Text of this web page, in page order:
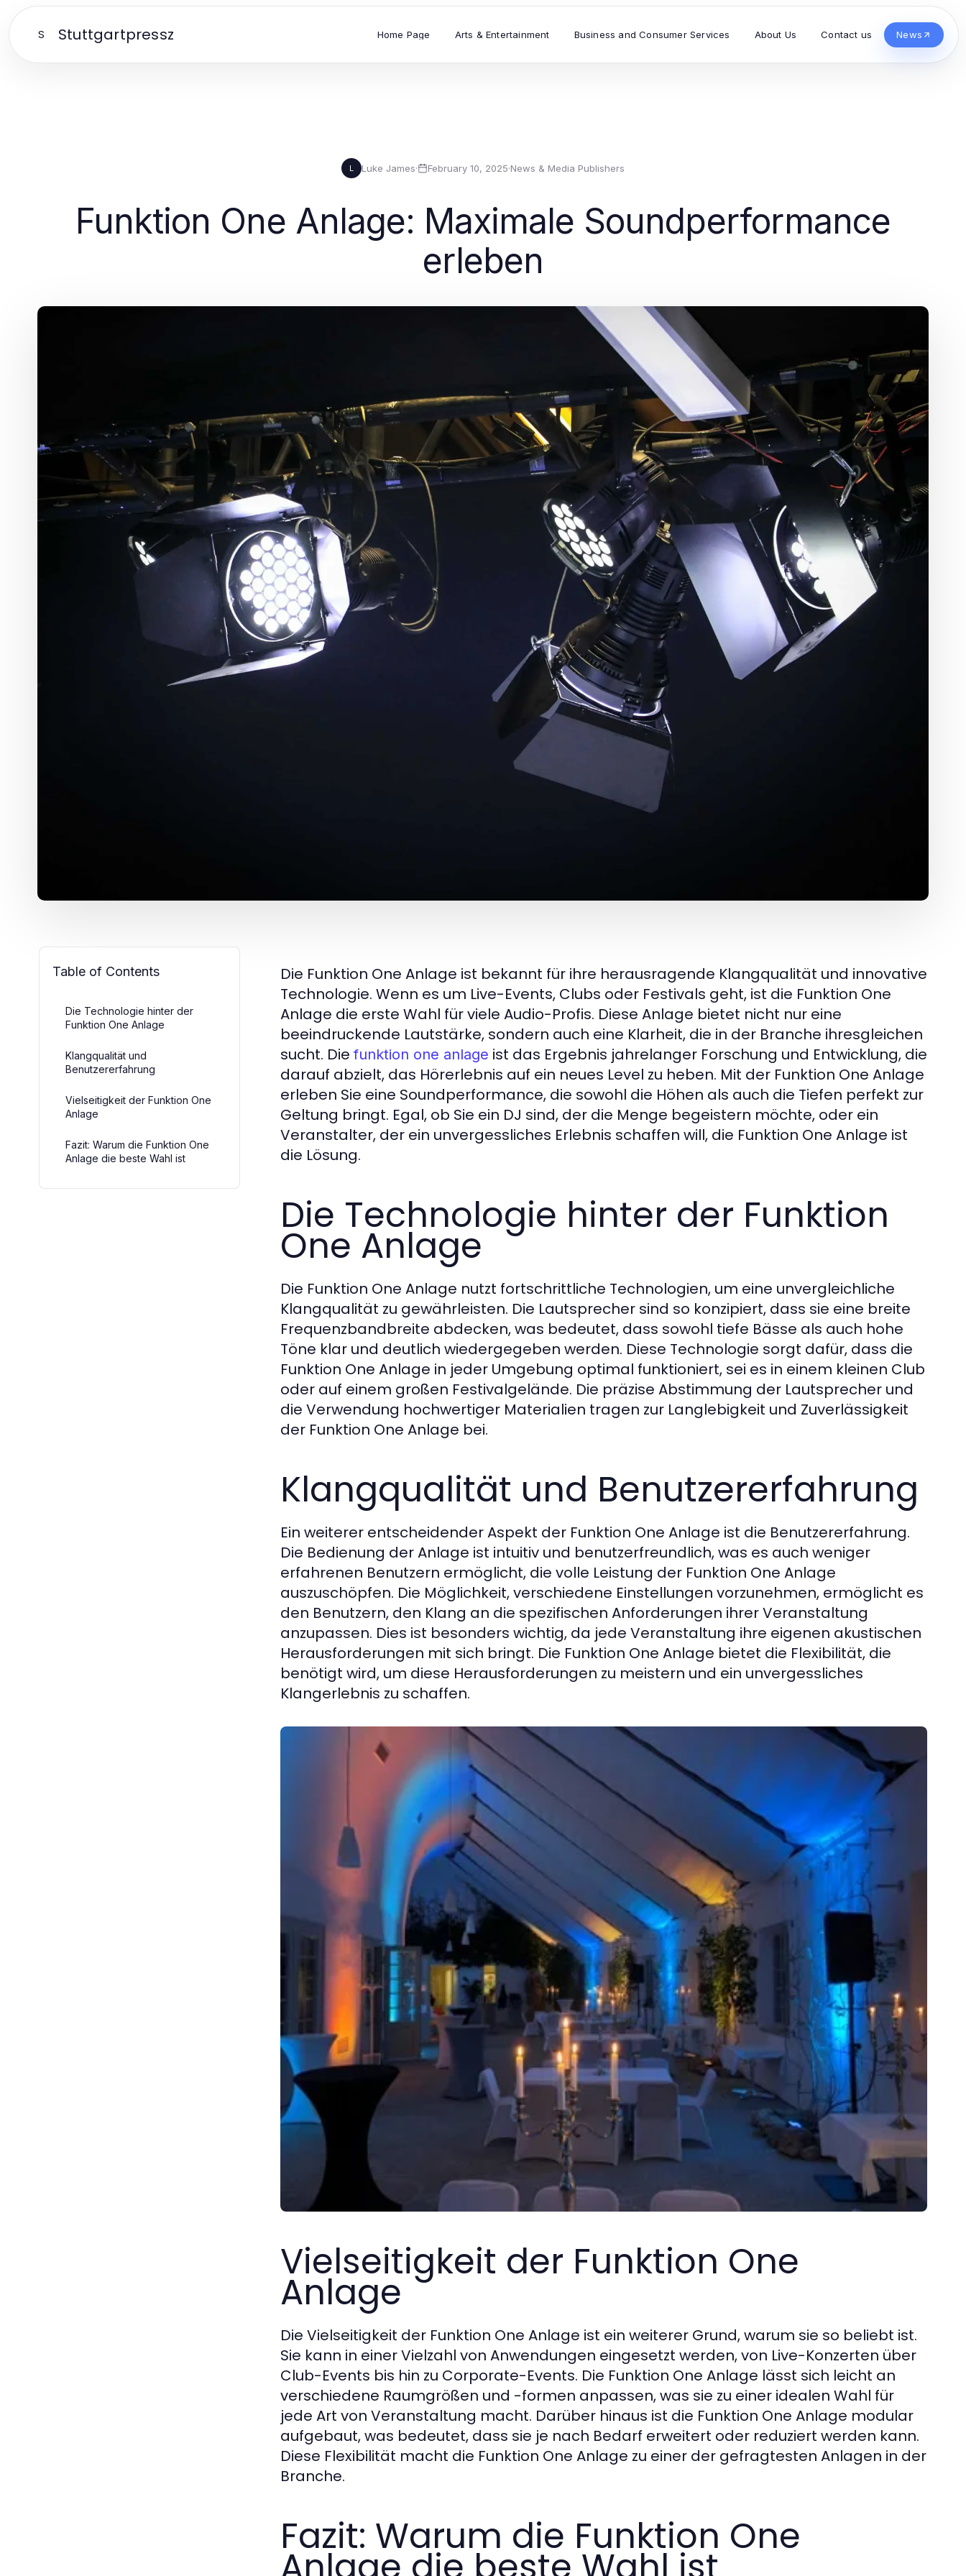
S Stuttgartpressz Home Page Arts & Entertainment Business and Consumer Services About Us Contact us News
L Luke James· February 10, 2025·News & Media Publishers
Funktion One Anlage: Maximale Soundperformance
erleben
Table of Contents
Die Technologie hinter der
Funktion One Anlage
Klangqualität und
Benutzererfahrung
Vielseitigkeit der Funktion One
Anlage
Fazit: Warum die Funktion One
Anlage die beste Wahl ist
Die Funktion One Anlage ist bekannt für ihre herausragende Klangqualität und innovative
Technologie. Wenn es um Live-Events, Clubs oder Festivals geht, ist die Funktion One
Anlage die erste Wahl für viele Audio-Profis. Diese Anlage bietet nicht nur eine
beeindruckende Lautstärke, sondern auch eine Klarheit, die in der Branche ihresgleichen
sucht. Diefunktion one anlage ist das Ergebnis jahrelanger Forschung und Entwicklung, die
darauf abzielt, das Hörerlebnis auf ein neues Level zu heben. Mit der Funktion One Anlage
erleben Sie eine Soundperformance, die sowohl die Höhen als auch die Tiefen perfekt zur
Geltung bringt. Egal, ob Sie ein DJ sind, der die Menge begeistern möchte, oder ein
Veranstalter, der ein unvergessliches Erlebnis schaffen will, die Funktion One Anlage ist
die Lösung.
Die Technologie hinter der Funktion
One Anlage
Die Funktion One Anlage nutzt fortschrittliche Technologien, um eine unvergleichliche
Klangqualität zu gewährleisten. Die Lautsprecher sind so konzipiert, dass sie eine breite
Frequenzbandbreite abdecken, was bedeutet, dass sowohl tiefe Bässe als auch hohe
Töne klar und deutlich wiedergegeben werden. Diese Technologie sorgt dafür, dass die
Funktion One Anlage in jeder Umgebung optimal funktioniert, sei es in einem kleinen Club
oder auf einem großen Festivalgelände. Die präzise Abstimmung der Lautsprecher und
die Verwendung hochwertiger Materialien tragen zur Langlebigkeit und Zuverlässigkeit
der Funktion One Anlage bei.
Klangqualität und Benutzererfahrung
Ein weiterer entscheidender Aspekt der Funktion One Anlage ist die Benutzererfahrung.
Die Bedienung der Anlage ist intuitiv und benutzerfreundlich, was es auch weniger
erfahrenen Benutzern ermöglicht, die volle Leistung der Funktion One Anlage
auszuschöpfen. Die Möglichkeit, verschiedene Einstellungen vorzunehmen, ermöglicht es
den Benutzern, den Klang an die spezifischen Anforderungen ihrer Veranstaltung
anzupassen. Dies ist besonders wichtig, da jede Veranstaltung ihre eigenen akustischen
Herausforderungen mit sich bringt. Die Funktion One Anlage bietet die Flexibilität, die
benötigt wird, um diese Herausforderungen zu meistern und ein unvergessliches
Klangerlebnis zu schaffen.
Vielseitigkeit der Funktion One
Anlage
Die Vielseitigkeit der Funktion One Anlage ist ein weiterer Grund, warum sie so beliebt ist.
Sie kann in einer Vielzahl von Anwendungen eingesetzt werden, von Live-Konzerten über
Club-Events bis hin zu Corporate-Events. Die Funktion One Anlage lässt sich leicht an
verschiedene Raumgrößen und -formen anpassen, was sie zu einer idealen Wahl für
jede Art von Veranstaltung macht. Darüber hinaus ist die Funktion One Anlage modular
aufgebaut, was bedeutet, dass sie je nach Bedarf erweitert oder reduziert werden kann.
Diese Flexibilität macht die Funktion One Anlage zu einer der gefragtesten Anlagen in der
Branche.
Fazit: Warum die Funktion One